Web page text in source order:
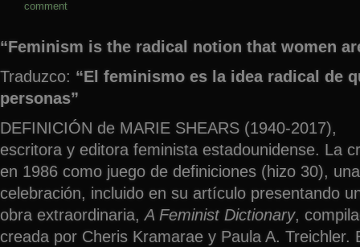
comment
“Feminism is the radical notion that women
Traduzco: “El feminismo es la idea radical de
personas”
DEFINICIÓN de MARIE SHEARS (1940-2017),
escritora y editora feminista estadounidense. La
en 1986 como juego de definiciones (hizo 30), una
celebración, incluido en su artículo presentando
obra extraordinaria,A Feminist Dictionary,
creada por Cheris Kramarae y Paula A. Treichler.